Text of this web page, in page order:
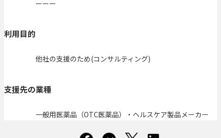
ーーー
利用目的
他社の支援のため(コンサルティング)
支援先の業種
一般用医薬品（OTC医薬品）・ヘルスケア製品メーカー